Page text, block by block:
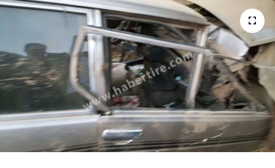
Son Dakika Haberleri
Haber Arşivi